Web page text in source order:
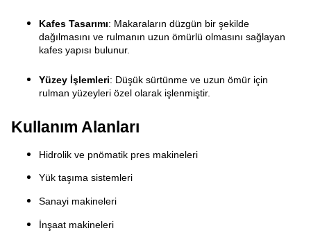
Kafes Tasarımı: Makaraların düzgün bir şekilde
dağılmasını ve rulmanın uzun ömürlü olmasını sağlayan
kafes yapısı bulunur.
Yüzey İşlemleri: Düşük sürtünme ve uzun ömür için
rulman yüzeyleri özel olarak işlenmiştir.
Kullanım Alanları
Hidrolik ve pnömatik pres makineleri
Yük taşıma sistemleri
Sanayi makineleri
İnşaat makineleri